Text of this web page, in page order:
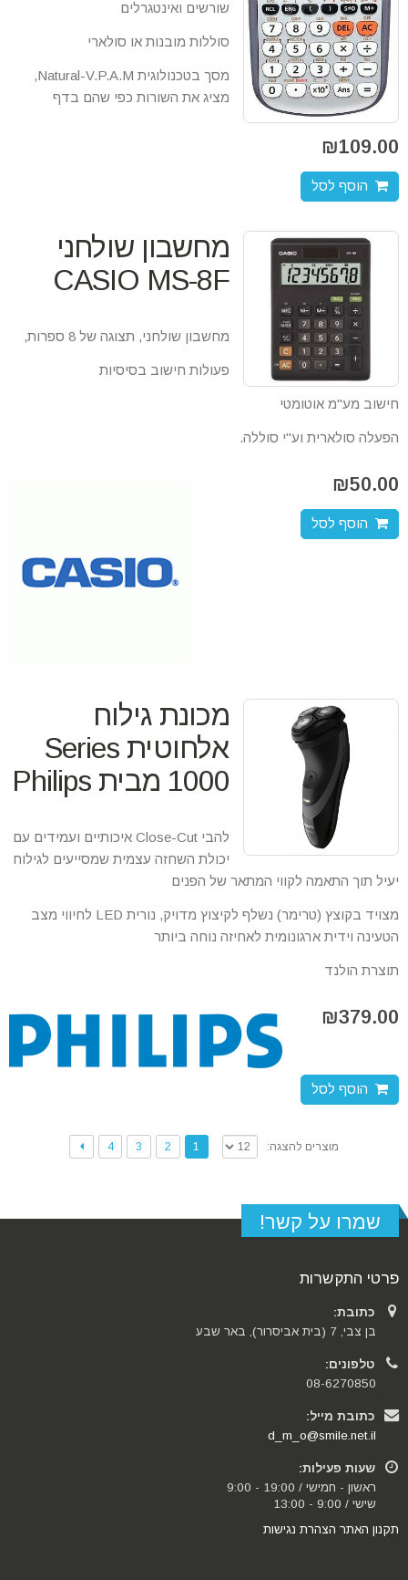
שורשים ואינטגרלים
סוללות מובנות או סולארי
מסך בטכנולוגית Natural-V.P.A.M,
מציג את השורות כפי שהם בדף
₪109.00
הוסף לסל
מחשבון שולחני
CASIO MS-8F
מחשבון שולחני, תצוגה של 8 ספרות,
פעולות חישוב בסיסיות
חישוב מע"מ אוטומטי
הפעלה סולארית וע"י סוללה.
₪50.00
הוסף לסל
מכונת גילוח
אלחוטית Series
1000 מבית Philips
להבי Close-Cut איכותיים ועמידים עם
יכולת השחזה עצמית שמסייעים לגילוח
יעיל תוך התאמה לקווי המתאר של הפנים
מצויד בקוצץ (טרימר) נשלף לקיצוץ מדויק, נורית LED לחיווי מצב
הטעינה וידית ארגונומית לאחיזה נוחה ביותר
תוצרת הולנד
₪379.00
הוסף לסל
מוצרים להצגה: 1
2
3
4
שמרו על קשר!
פרטי התקשרות
כתובת:
בן צבי, 7 (בית אביסרור), באר שבע
טלפונים:
08-6270850
כתובת מייל:
d_m_o@smile.net.il
שעות פעילות:
ראשון - חמישי / 19:00 - 9:00
שישי / 9:00 - 13:00
תקנון האתר הצהרת נגישות